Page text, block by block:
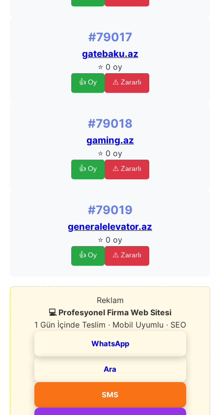
#79017
gatebaku.az
⭐ 0 oy
👍 Oy ⚠️ Zararlı
#79018
gaming.az
⭐ 0 oy
👍 Oy ⚠️ Zararlı
#79019
generalelevator.az
⭐ 0 oy
👍 Oy ⚠️ Zararlı
Reklam
💻 Profesyonel Firma Web Sitesi
1 Gün İçinde Teslim · Mobil Uyumlu · SEO
WhatsApp
Ara
SMS